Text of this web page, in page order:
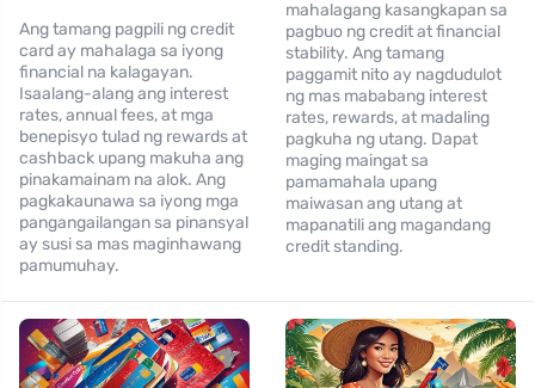
Ang tamang pagpili ng credit
card ay mahalaga sa iyong
financial na kalagayan.
Isaalang-alang ang interest
rates, annual fees, at mga
benepisyo tulad ng rewards at
cashback upang makuha ang
pinakamainam na alok. Ang
pagkakaunawa sa iyong mga
pangangailangan sa pinansyal
ay susi sa mas maginhawang
pamumuhay.
mahalagang kasangkapan sa
pagbuo ng credit at financial
stability. Ang tamang
paggamit nito ay nagdudulot
ng mas mababang interest
rates, rewards, at madaling
pagkuha ng utang. Dapat
maging maingat sa
pamamahala upang
maiwasan ang utang at
mapanatili ang magandang
credit standing.